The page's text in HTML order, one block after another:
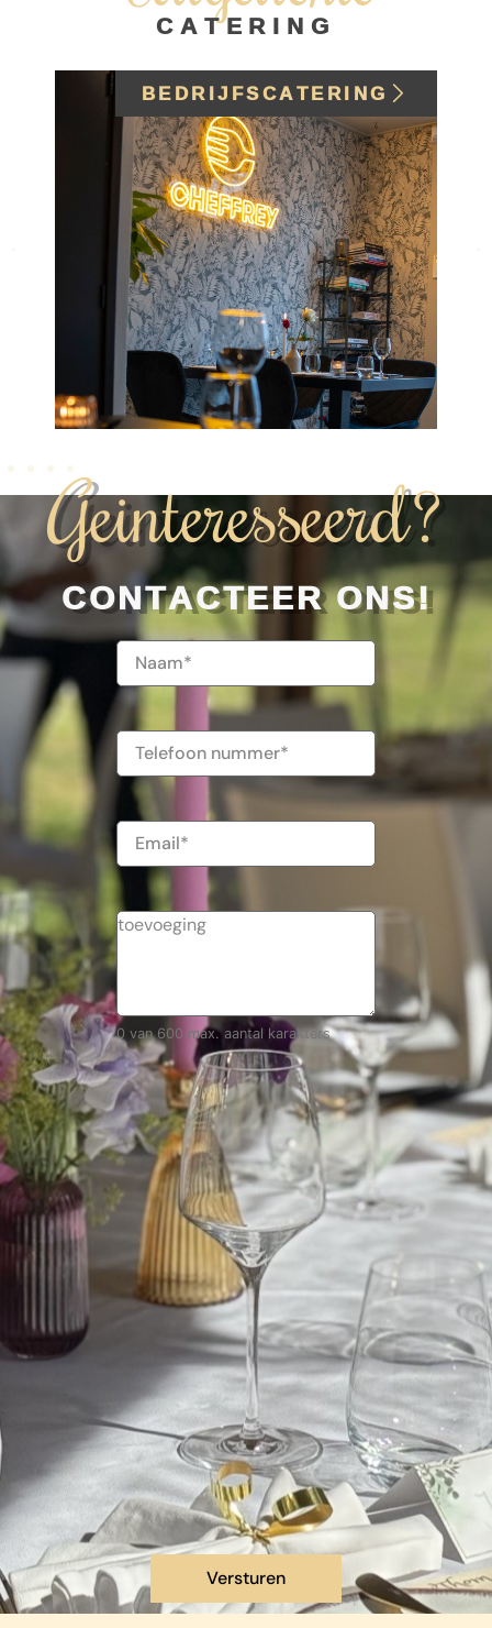
CATERING
BEDRIJFSCATERING
Geinteresseerd?
CONTACTEER ONS!
Naam(Vereist)
Telefoonnummer
E-
mailadres
0 van 600 max. aantal karakters